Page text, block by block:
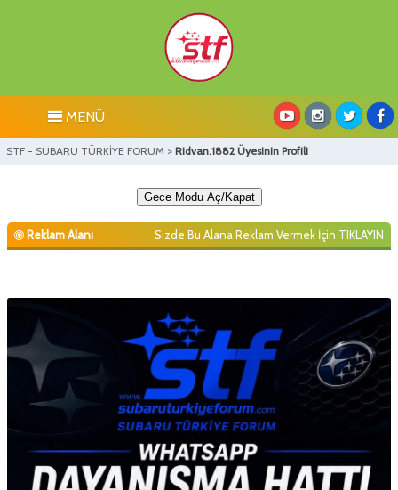
MENÜ
STF - SUBARU TÜRKİYE FORUM > Ridvan.1882 Üyesinin Profili
Gece Modu Aç/Kapat
Reklam Alanı Sizde Bu Alana Reklam Vermek İçin TIKLAYIN